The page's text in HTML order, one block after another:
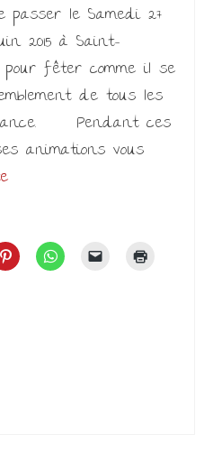
passer le Samedi 27
2015 à Saint-
fêter comme il se
de tous les
Pendant ces
animations vous